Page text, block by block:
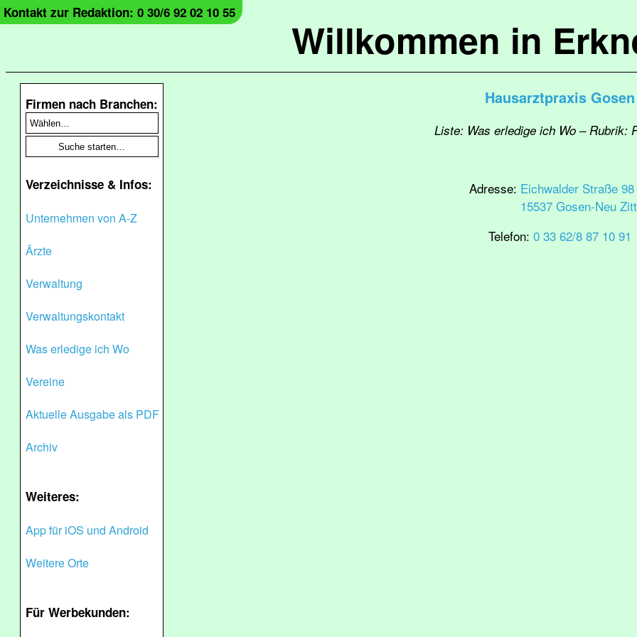
Willkommen in
Kontakt zur Redaktion: 0 30/6 92 02 10 55
Firmen nach Branchen:
Verzeichnisse & Infos:
Unternehmen von A-Z
Ärzte
Verwaltung
Verwaltungskontakt
Was erledige ich Wo
Vereine
Aktuelle Ausgabe als PDF
Archiv
Weiteres:
App für iOS und Android
Weitere Orte
Für Werbekunden:
Hausarztpraxis Gosen
Liste: Was erledige ich Wo – Rubrik:
Adresse: Eichwalder Straße 98
15537 Gosen-Neu
Telefon: 0 33 62/8 87 10 91